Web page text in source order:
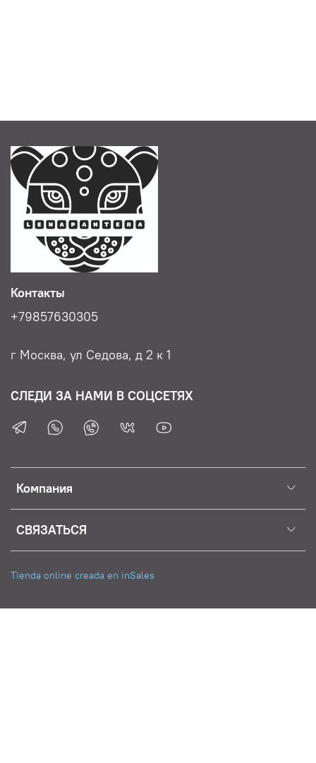
Компания
СВЯЗАТЬСЯ
Контакты
+79857630305
г Москва, ул Седова, д 2 к 1
СЛЕДИ ЗА НАМИ В СОЦСЕТЯХ
Tienda online creada en inSales